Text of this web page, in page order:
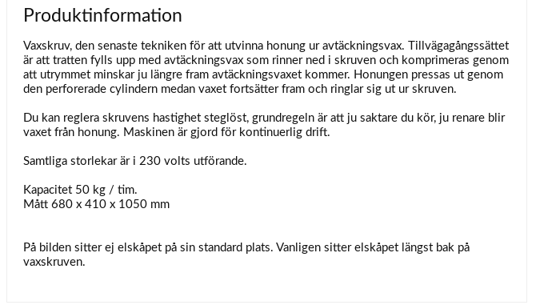
Produktinformation
Vaxskruv, den senaste tekniken för att utvinna honung ur avtäckningsvax. Tillvägagångssättet
är att tratten fylls upp med avtäckningsvax som rinner ned i skruven och komprimeras genom
att utrymmet minskar ju längre fram avtäckningsvaxet kommer. Honungen pressas ut genom
den perforerade cylindern medan vaxet fortsätter fram och ringlar sig ut ur skruven.
Du kan reglera skruvens hastighet steglöst, grundregeln är att ju saktare du kör, ju renare blir
vaxet från honung. Maskinen är gjord för kontinuerlig drift.
Samtliga storlekar är i 230 volts utförande.
Kapacitet 50 kg / tim.
Mått 680 x 410 x 1050 mm
På bilden sitter ej elskåpet på sin standard plats. Vanligen sitter elskåpet längst bak på
vaxskruven.